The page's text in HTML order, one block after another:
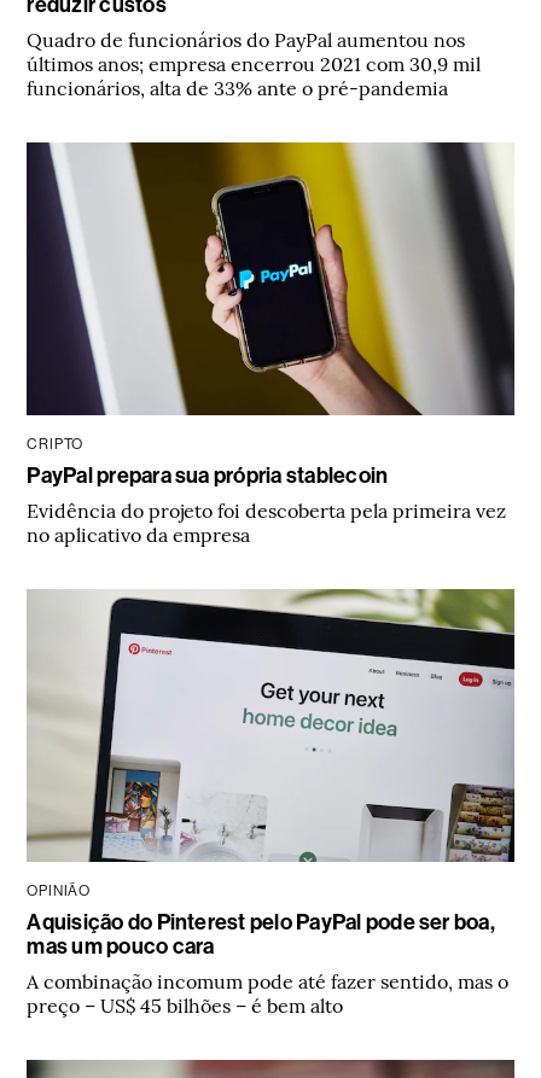
Quadro de funcionários do PayPal aumentou nos
últimos anos; empresa encerrou 2021 com 30,9 mil
funcionários, alta de 33% ante o pré-pandemia
CRIPTO
PayPal prepara sua própria stablecoin
Evidência do projeto foi descoberta pela primeira vez
no aplicativo da empresa
OPINIÃO
Aquisição do Pinterest pelo PayPal pode ser boa,
mas um pouco cara
A combinação incomum pode até fazer sentido, mas o
preço – US$ 45 bilhões – é bem alto